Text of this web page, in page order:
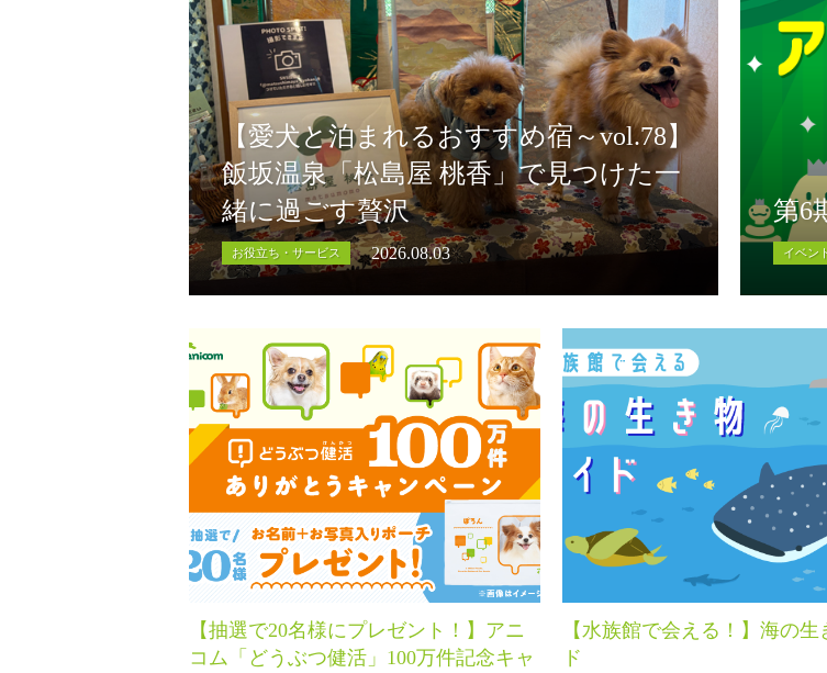
【愛犬と泊まれるおすすめ宿～vol.78】
飯坂温泉「松島屋 桃香」で見つけた一
緒に過ごす贅沢
お役立ち・サービス 2026.08.03
第6
イベン
【抽選で20名様にプレゼント！】アニ
コム「どうぶつ健活」100万件記念キャ
【水族館で会える！】海の生
ド